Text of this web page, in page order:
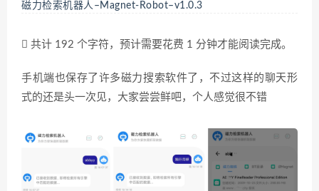
磁力检索机器人–Magnet-Robot–v1.0.3
共计 192 个字符，预计需要花费 1 分钟才能阅读完成。
手机端也保存了许多磁力搜索软件了，不过这样的聊天形
式的还是头一次见，大家尝尝鲜吧，个人感觉很不错